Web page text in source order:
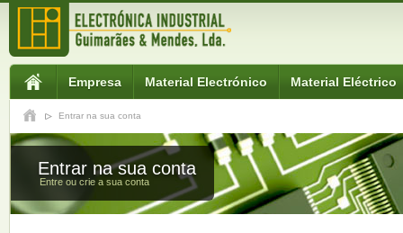
Empresa Material Electrónico Material Eléctrico
Entrar na sua conta
Entrar na sua conta
Entre ou crie a sua conta